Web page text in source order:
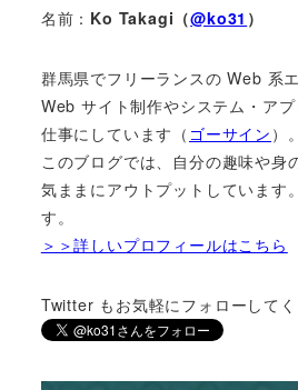
名前： Ko Takagi（@ko31 ）
群馬県でフリーランスの Web 系
Web サイト制作やシステム・ア
仕事にしています（ ゴーサイン ）。
このブログでは、自分の趣味や身
気ままにアウトプットしています
す。
＞＞詳しいプロフィールはこちら
Twitter もお気軽にフォローしてく